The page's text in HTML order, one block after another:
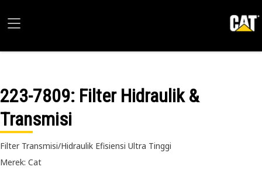
223-7809: Filter Hidraulik &
Transmisi
Filter Transmisi/Hidraulik Efisiensi Ultra Tinggi
Merek: Cat